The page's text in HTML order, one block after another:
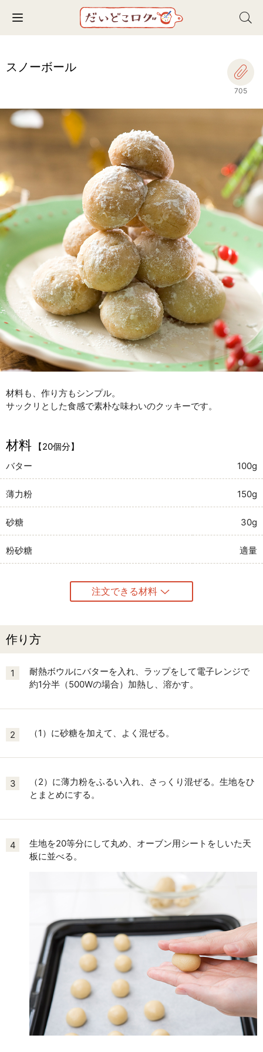
Toggle navigation
スノーボール
705
材料も、作り方もシンプル。
サックリとした食感で素朴な味わいのクッキーです。
材料
【20個分】
バター
100g
薄力粉 150g
砂糖 30g
粉砂糖 適量
注文できる材料
作り方
1
耐熱ボウルにバターを入れ、ラップをして電子レンジで
約1分半（500Wの場合）加熱し、溶かす。
2 （1）に砂糖を加えて、よく混ぜる。
3
（2）に薄力粉をふるい入れ、さっくり混ぜる。生地をひ
とまとめにする。
4
生地を20等分にして丸め、オーブン用シートをしいた天
板に並べる。